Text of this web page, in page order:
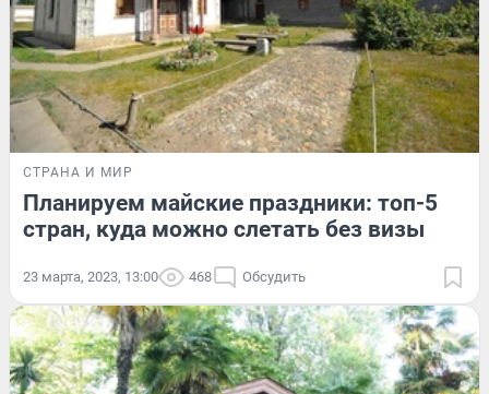
СТРАНА И МИР
Планируем майские праздники: топ-5
стран, куда можно слетать без визы
23 марта, 2023, 13:00 468 Обсудить